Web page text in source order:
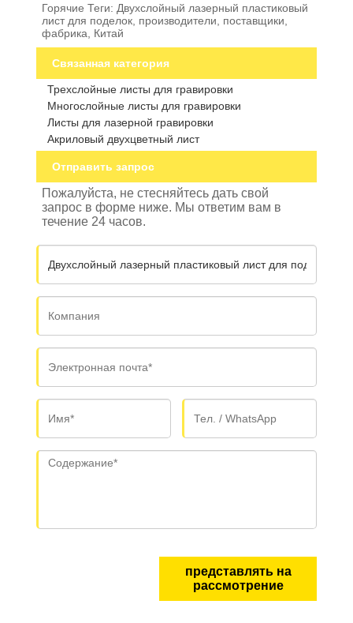
Горячие Теги: Двухслойный лазерный пластиковый
лист для поделок, производители, поставщики,
фабрика, Китай
Связанная категория
Трехслойные листы для гравировки
Многослойные листы для гравировки
Листы для лазерной гравировки
Акриловый двухцветный лист
Отправить запрос
Пожалуйста, не стесняйтесь дать свой
запрос в форме ниже. Мы ответим вам в
течение 24 часов.
представлять на
рассмотрение